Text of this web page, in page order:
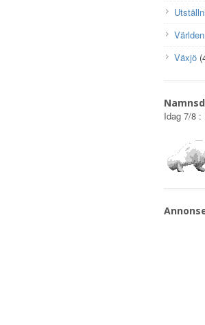
Världen
Växjö
Idag 7/8 :